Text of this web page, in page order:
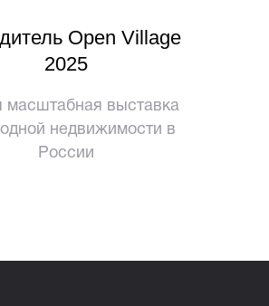
Open Village
2025
масштабная выставка
недвижимости в
России